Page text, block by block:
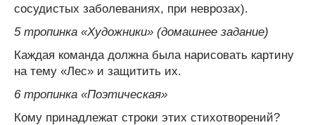
сосудистых заболеваниях, при неврозах).
5 тропинка «Художники» (домашнее задание)
Каждая команда должна была нарисовать картину
на тему «Лес» и защитить их.
6 тропинка «Поэтическая»
Кому принадлежат строки этих стихотворений?